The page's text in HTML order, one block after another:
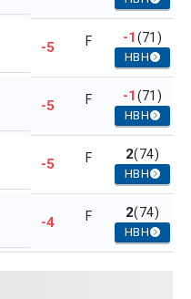
-5 F -1(71)
HBH
-5 F -1(71)
HBH
-5 F 2(74)
HBH
-4 F 2(74)
HBH